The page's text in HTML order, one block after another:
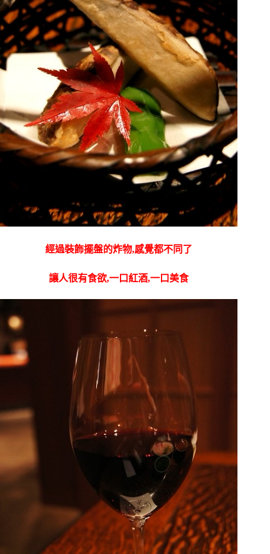
經過裝飾擺盤的炸物,感覺都不同了
讓人很有食欲,一口紅酒,一口美食